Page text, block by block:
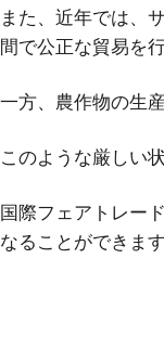
また、近年では、
間で公正な貿易を
一方、農作物の生
このような厳しい
国際フェアトレー
なることができます